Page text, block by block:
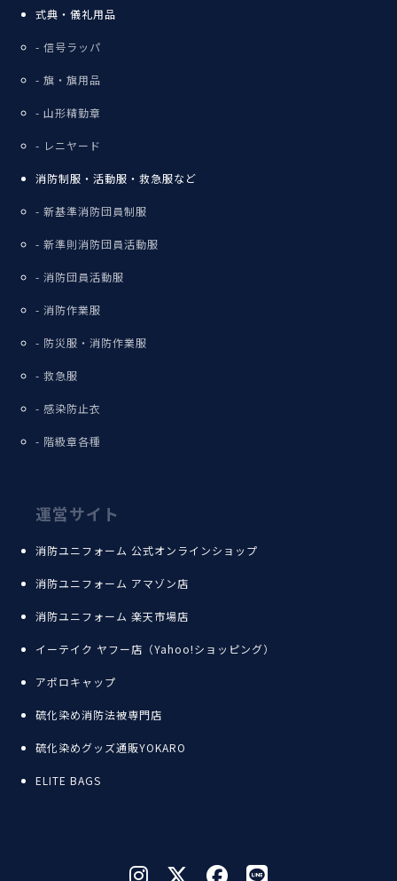
式典・儀礼用品
信号ラッパ
旗・旗用品
山形精勤章
レニヤード
消防制服・活動服・救急服など
新基準消防団員制服
新準則消防団員活動服
消防団員活動服
消防作業服
防災服・消防作業服
救急服
感染防止衣
階級章各種
運営サイト
消防ユニフォーム 公式オンラインショップ
消防ユニフォーム アマゾン店
消防ユニフォーム 楽天市場店
イーテイク ヤフー店（Yahoo!ショッピング）
アポロキャップ
硫化染め消防法被専門店
硫化染めグッズ通販YOKARO
ELITE BAGS